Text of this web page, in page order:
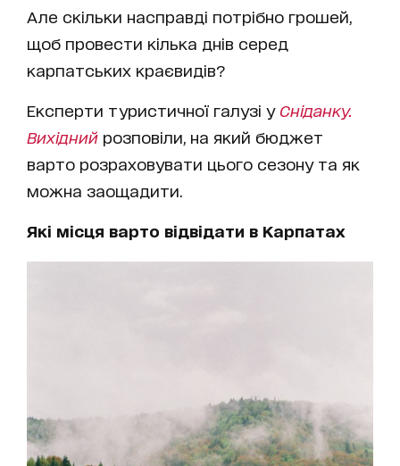
Але скільки насправді потрібно грошей,
щоб провести кілька днів серед
карпатських краєвидів?
Експерти туристичної галузі у Сніданку.
Вихідний розповіли, на який бюджет
варто розраховувати цього сезону та як
можна заощадити.
Які місця варто відвідати в Карпатах